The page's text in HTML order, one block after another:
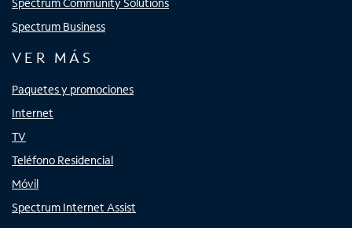
Spectrum Business
VER MÁS
Paquetes y promociones
Internet
TV
Teléfono Residencial
Móvil
Spectrum Internet Assist